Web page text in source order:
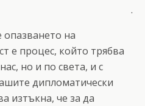
.
опазването на
е процес, който трябва
но и по света, и с
дипломатически
изтъкна, че за да